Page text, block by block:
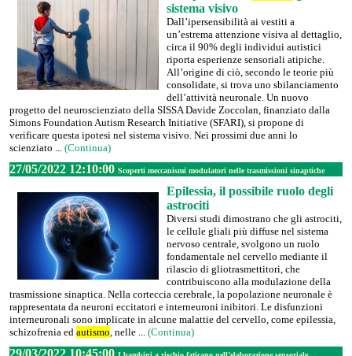
sistema visivo
Dall’ipersensibilità ai vestiti a
un’estrema attenzione visiva al dettaglio,
circa il 90% degli individui autistici
riporta esperienze sensoriali atipiche.
All’origine di ciò, secondo le teorie più
consolidate, si trova uno sbilanciamento
dell’attività neuronale. Un nuovo
progetto del neuroscienziato della SISSA Davide Zoccolan, finanziato dalla
Simons Foundation Autism Research Initiative (SFARI), si propone di
verificare questa ipotesi nel sistema visivo. Nei prossimi due anni lo
scienziato ... (Continua)
27/05/2022 12:10:00 Scoperti meccanismi modulatori nelle trasmissioni sinaptiche
Epilessia, il possibile ruolo degli
astrociti
Diversi studi dimostrano che gli astrociti,
le cellule gliali più diffuse nel sistema
nervoso centrale, svolgono un ruolo
fondamentale nel cervello mediante il
rilascio di gliotrasmettitori, che
contribuiscono alla modulazione della
trasmissione sinaptica. Nella corteccia cerebrale, la popolazione neuronale è
rappresentata da neuroni eccitatori e interneuroni inibitori. Le disfunzioni
interneuronali sono implicate in alcune malattie del cervello, come epilessia,
schizofrenia ed autismo, nelle ... (Continua)
29/03/2022 10:45:00